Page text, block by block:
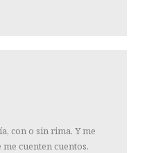
con o sin rima. Y me
me cuenten cuentos.